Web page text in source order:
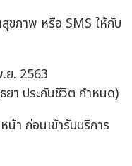
ขภาพ หรือ SMS ให้กับ
.ย. 2563
ยา ประกันชีวิต กำหนด)
า ก่อนเข้ารับบริการ